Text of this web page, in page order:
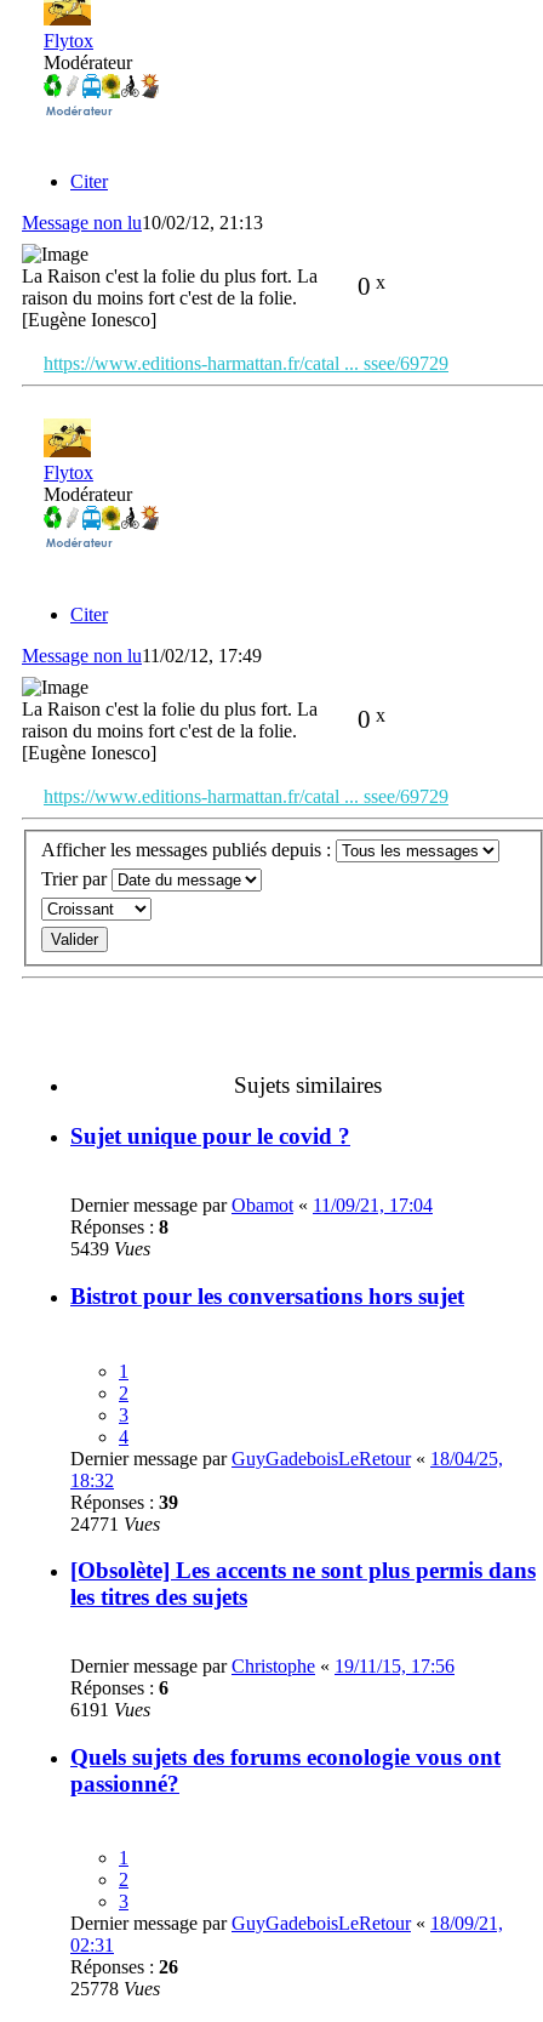
Flytox
Modérateur
Citer
Message non lu10/02/12, 21:13
0 x
La Raison c'est la folie du plus fort. La
raison du moins fort c'est de la folie.
[Eugène Ionesco]
https://www.editions-harmattan.fr/catal ... ssee/69729
Flytox
Modérateur
Citer
Message non lu11/02/12, 17:49
0 x
La Raison c'est la folie du plus fort. La
raison du moins fort c'est de la folie.
[Eugène Ionesco]
https://www.editions-harmattan.fr/catal ... ssee/69729
Afficher les messages publiés depuis :
Trier par
Sujets similaires
Sujet unique pour le covid ?
Dernier message parObamot « 11/09/21, 17:04
Réponses : 8
5439 Vues
Bistrot pour les conversations hors sujet
1
2
3
4
Dernier message parGuyGadeboisLeRetour« 18/04/25,
18:32
Réponses : 39
24771 Vues
[Obsolète] Les accents ne sont plus permis dans
les titres des sujets
Dernier message parChristophe « 19/11/15, 17:56
Réponses : 6
6191 Vues
Quels sujets des forums econologie vous ont
passionné?
1
2
3
Dernier message parGuyGadeboisLeRetour« 18/09/21,
02:31
Réponses : 26
25778 Vues